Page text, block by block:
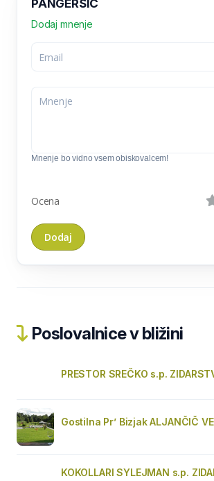
PANGERŠIČ
Dodaj mnenje
Mnenje bo vidno vsem obiskovalcem!
Ocena
Poslovalnice v bližini
PRESTOR SREČKO s.p.
Gostilna Pr’ Bizjak ALJANČIČ
KOKOLLARI SYLEJMAN s.p.